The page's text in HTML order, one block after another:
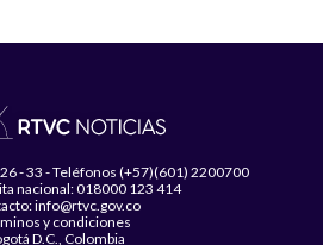
26 - 33 - Teléfonos (+57)(601) 2200700
nacional: 018000 123 414
info@rtvc.gov.co
y condiciones
D.C., Colombia